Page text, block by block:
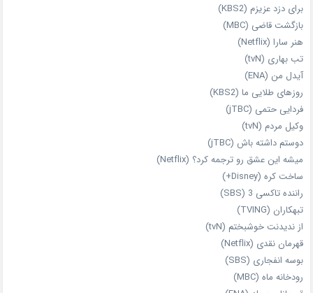
برای دزد عزیزم (KBS2)
بازگشت قاضی (MBC)
هنر سارا (Netflix)
تب بهاری (tvN)
آیدل من (ENA)
روزهای طلایی ما (KBS2)
فردایی حتمی (jTBC)
وکیل مردم (tvN)
دوستم داشته باش (jTBC)
میشه این عشق رو ترجمه کرد؟ (Netflix)
ساخت کره (Disney+)
راننده تاکسی 3 (SBS)
تبهکاران (TVING)
از ندیدنت خوشبختم (tvN)
قهرمان نقدی (Netflix)
بوسه انفجاری (SBS)
رودخانه ماه (MBC)